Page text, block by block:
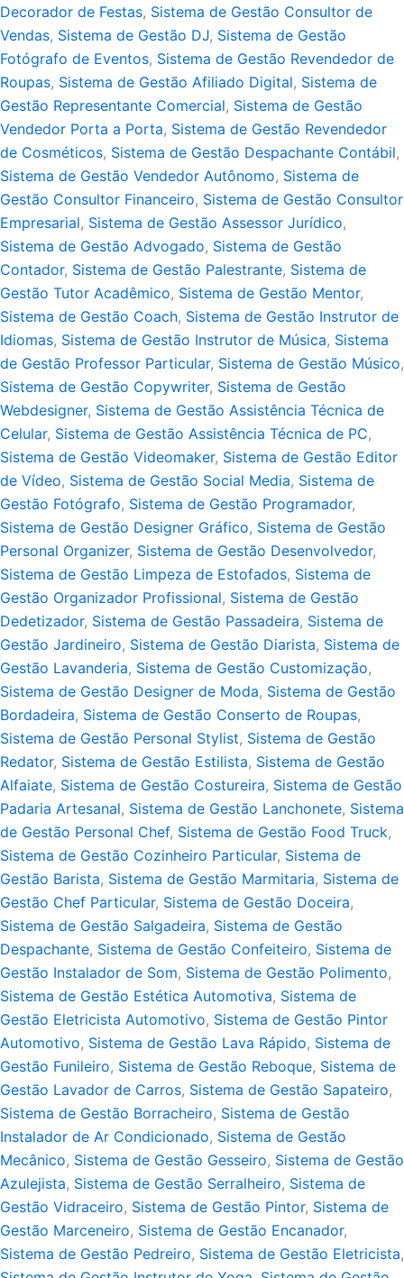
Decorador de Festas, Sistema de Gestão Consultor de
Vendas, Sistema de Gestão DJ, Sistema de Gestão
Fotógrafo de Eventos, Sistema de Gestão Revendedor de
Roupas, Sistema de Gestão Afiliado Digital, Sistema de
Gestão Representante Comercial, Sistema de Gestão
Vendedor Porta a Porta, Sistema de Gestão Revendedor
de Cosméticos, Sistema de Gestão Despachante Contábil,
Sistema de Gestão Vendedor Autônomo, Sistema de
Gestão Consultor Financeiro, Sistema de Gestão Consultor
Empresarial, Sistema de Gestão Assessor Jurídico,
Sistema de Gestão Advogado, Sistema de Gestão
Contador, Sistema de Gestão Palestrante, Sistema de
Gestão Tutor Acadêmico, Sistema de Gestão Mentor,
Sistema de Gestão Coach, Sistema de Gestão Instrutor de
Idiomas, Sistema de Gestão Instrutor de Música, Sistema
de Gestão Professor Particular, Sistema de Gestão Músico,
Sistema de Gestão Copywriter, Sistema de Gestão
Webdesigner, Sistema de Gestão Assistência Técnica de
Celular, Sistema de Gestão Assistência Técnica de PC,
Sistema de Gestão Videomaker, Sistema de Gestão Editor
de Vídeo, Sistema de Gestão Social Media, Sistema de
Gestão Fotógrafo, Sistema de Gestão Programador,
Sistema de Gestão Designer Gráfico, Sistema de Gestão
Personal Organizer, Sistema de Gestão Desenvolvedor,
Sistema de Gestão Limpeza de Estofados, Sistema de
Gestão Organizador Profissional, Sistema de Gestão
Dedetizador, Sistema de Gestão Passadeira, Sistema de
Gestão Jardineiro, Sistema de Gestão Diarista, Sistema de
Gestão Lavanderia, Sistema de Gestão Customização,
Sistema de Gestão Designer de Moda, Sistema de Gestão
Bordadeira, Sistema de Gestão Conserto de Roupas,
Sistema de Gestão Personal Stylist, Sistema de Gestão
Redator, Sistema de Gestão Estilista, Sistema de Gestão
Alfaiate, Sistema de Gestão Costureira, Sistema de Gestão
Padaria Artesanal, Sistema de Gestão Lanchonete, Sistema
de Gestão Personal Chef, Sistema de Gestão Food Truck,
Sistema de Gestão Cozinheiro Particular, Sistema de
Gestão Barista, Sistema de Gestão Marmitaria, Sistema de
Gestão Chef Particular, Sistema de Gestão Doceira,
Sistema de Gestão Salgadeira, Sistema de Gestão
Despachante, Sistema de Gestão Confeiteiro, Sistema de
Gestão Instalador de Som, Sistema de Gestão Polimento,
Sistema de Gestão Estética Automotiva, Sistema de
Gestão Eletricista Automotivo, Sistema de Gestão Pintor
Automotivo, Sistema de Gestão Lava Rápido, Sistema de
Gestão Funileiro, Sistema de Gestão Reboque, Sistema de
Gestão Lavador de Carros, Sistema de Gestão Sapateiro,
Sistema de Gestão Borracheiro, Sistema de Gestão
Instalador de Ar Condicionado, Sistema de Gestão
Mecânico, Sistema de Gestão Gesseiro, Sistema de Gestão
Azulejista, Sistema de Gestão Serralheiro, Sistema de
Gestão Vidraceiro, Sistema de Gestão Pintor, Sistema de
Gestão Marceneiro, Sistema de Gestão Encanador,
Sistema de Gestão Pedreiro, Sistema de Gestão Eletricista,